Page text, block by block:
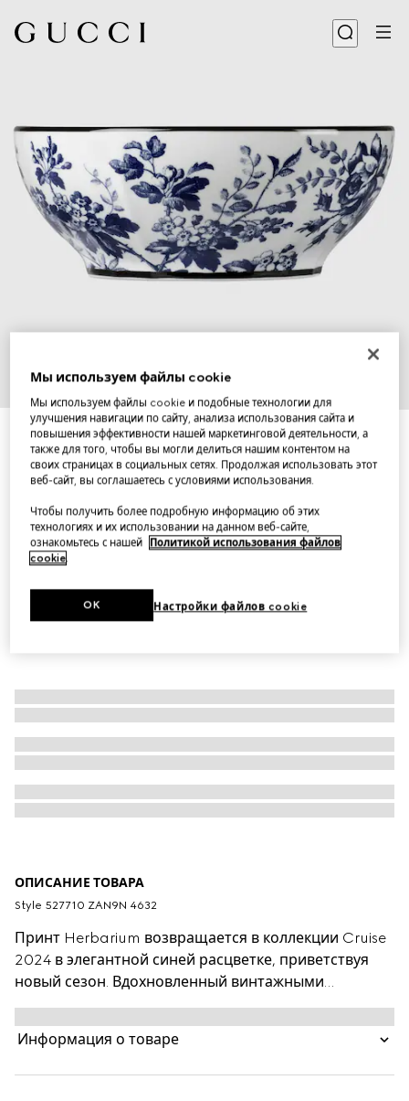
4
Салатник Herbarium
Вариантысиний и белый фарфор
ОПИСАНИЕ ТОВАРА
Style ‎527710 ZAN9N 4632
Принт Herbarium возвращается в коллекции Cruise
2024 в элегантной синей расцветке, приветствуя
новый сезон. Вдохновленный винтажными
полотнами орнамент Toile de Jouy в виде ветвей,
листьев и цветов вишни украсил этот салатник
Ginori 1735. Можно использовать в комплекте с
Информация о товаре
Мы используем файлы cookie
Мы используем файлы cookie и подобные технологии для
улучшения навигации по сайту, анализа использования сайта и
повышения эффективности нашей маркетинговой деятельности, а
также для того, чтобы вы могли делиться нашим контентом на
своих страницах в социальных сетях. Продолжая использовать этот
веб-сайт, вы соглашаетесь с условиями использования.
Чтобы получить более подробную информацию об этих
технологиях и их использовании на данном веб-сайте,
ознакомьтесь с нашей
Политикой использования файлов
cookie.
Настройки файлов cookie
OK